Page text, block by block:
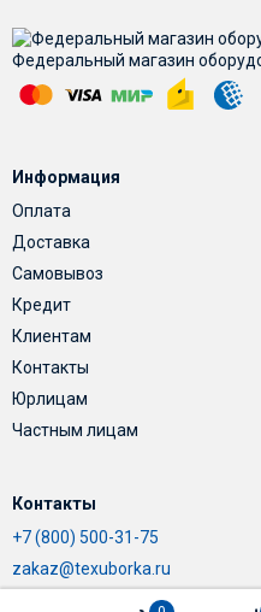
Федеральный магазин
Информация
Оплата
Доставка
Самовывоз
Кредит
Клиентам
Контакты
Юрлицам
Частным лицам
Контакты
+7 (800) 500-31-75
zakaz@texuborka.ru